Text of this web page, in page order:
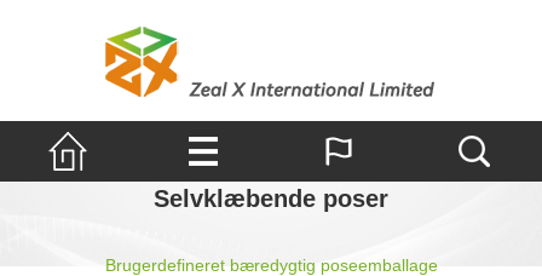
Selvklæbende poser
Brugerdefineret bæredygtig poseemballage